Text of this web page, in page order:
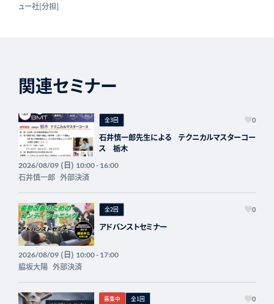
ュー社[分担]
関連セミナー
全3回 0
石井慎一郎先生による テクニカルマスターコー
ス 栃木
2026/08/09(日) 10:00 - 16:00
石井慎一郎 外部決済
全2回 0
アドバンストセミナー
2026/08/09(日) 10:00 - 17:00
脇坂大陽 外部決済
募集中 全1回 0